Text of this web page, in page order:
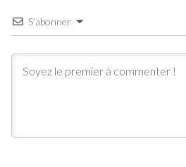
S’abonner